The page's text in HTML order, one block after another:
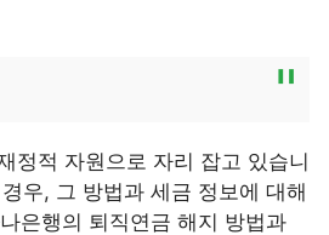
정적 자원으로 자리 잡고 있습니
우, 그 방법과 세금 정보에 대해
은행의 퇴직연금 해지 방법과